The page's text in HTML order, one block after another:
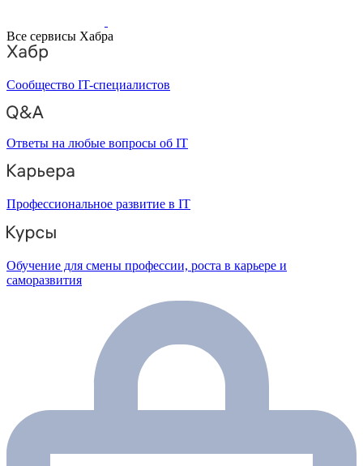
Все сервисы Хабра
Сообщество IT-специалистов
Ответы на любые вопросы об IT
Профессиональное развитие в IT
Обучение для смены профессии, роста в карьере и
саморазвития